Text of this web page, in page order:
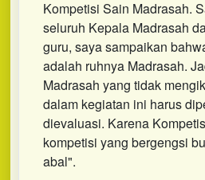
Kompetisi Sain Madrasah.
seluruh Kepala Madrasah
guru, saya sampaikan
adalah ruhnya Madrasah.
Madrasah yang tidak
dalam kegiatan ini harus
dievaluasi. Karena
kompetisi yang bergengsi
abal".